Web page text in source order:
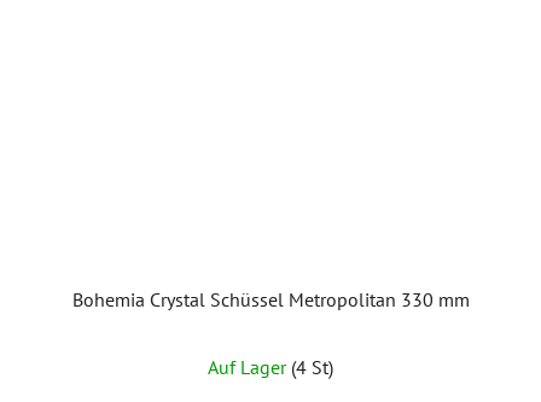
Bohemia Crystal Schüssel Metropolitan 330 mm
Auf Lager (4 St)